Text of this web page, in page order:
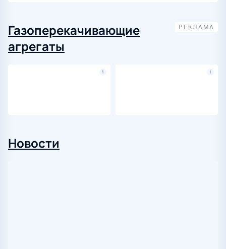
Газоперекачивающие
агрегаты
Новости